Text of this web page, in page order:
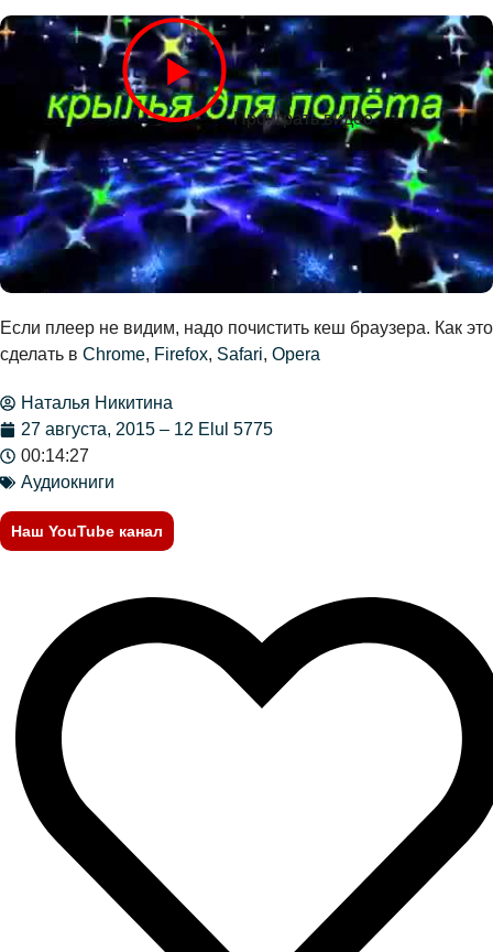
Проиграть видео
Если плеер не видим, надо почистить кеш браузера. Как это
сделать в Chrome, Firefox, Safari, Opera
Наталья Никитина
27 августа, 2015 – 12 Elul 5775
00:14:27
Аудиокниги
Наш YouTube канал